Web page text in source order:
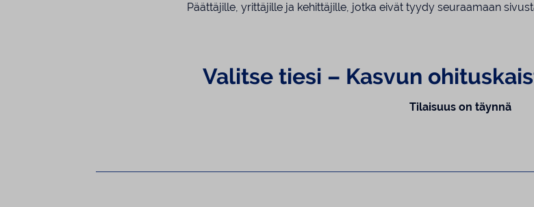
Päättäjille, yrittäjille ja kehittäjille, jotka eivät tyydy seuraamaan
Valitse tiesi – Kasvun
Tilaisuus on täynnä